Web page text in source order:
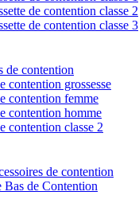
de contention classe 2
de contention classe 3
de contention
contention grossesse
contention femme
contention homme
contention classe 2
de contention
Bas de Contention